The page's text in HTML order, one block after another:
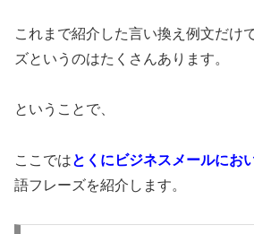
これまで紹介した言い換え例文だけ
ズというのはたくさんあります。
ということで、
ここではとくにビジネスメールにお
語フレーズを紹介します。